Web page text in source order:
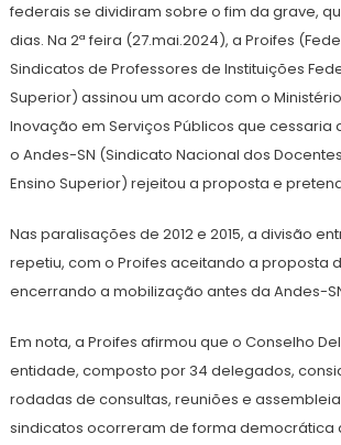
federais se dividiram sobre o fim da grave,
dias. Na 2ª feira (27.mai.2024), a Proifes
Sindicatos de Professores de Instituições
Superior) assinou um acordo com o
Inovação em Serviços Públicos que cessaria
o Andes-SN (Sindicato Nacional dos
Ensino Superior) rejeitou a proposta e
Nas paralisações de 2012 e 2015, a divisão
repetiu, com o Proifes aceitando a proposta
encerrando a mobilização antes da Andes-
Em nota, a Proifes afirmou que o Conselho
entidade, composto por 34 delegados,
rodadas de consultas, reuniões e
sindicatos ocorreram de forma democrática